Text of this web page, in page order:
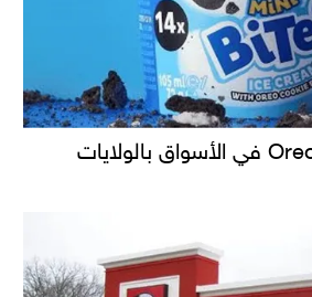
أوريو تُطلق Oreo Bites في الأسواق بالولايات